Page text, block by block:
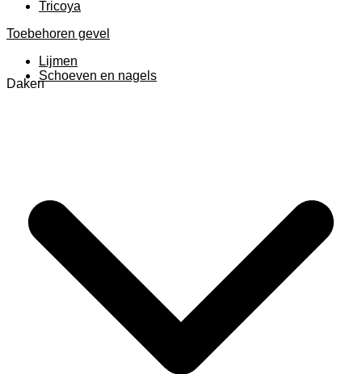
Tricoya
Toebehoren gevel
Lijmen
Schoeven en nagels
Daken